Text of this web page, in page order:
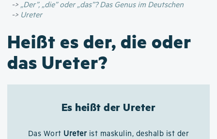
„Der”, „die” oder „das”? Das Genus im Deutschen
Ureter
Heißt es der, die oder
das Ureter?
Es heißt der Ureter
Das Wort Ureter ist maskulin, deshalb ist der